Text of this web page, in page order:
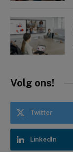
Volg ons!
Twitter
LinkedIn